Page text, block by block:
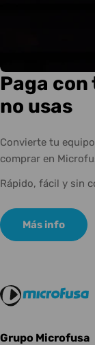
Paga con
no usas
Convierte tu
comprar en
Rápido, fácil y sin
Más info
Grupo Microfusa